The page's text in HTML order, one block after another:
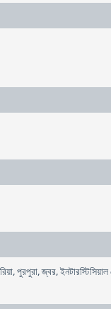
পুরপুরা, জ্বর,